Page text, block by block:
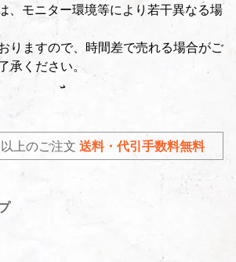
、モニター環境等により若干異なる場
りますので、時間差で売れる場合がご
承ください。
上のご注文 送料・代引手数料無料